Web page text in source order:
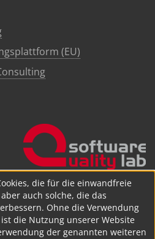
(EU)
die für die einwandfreie
auch solche, die das
Ohne die Verwendung
die Nutzung unserer Website
der genannten weiteren